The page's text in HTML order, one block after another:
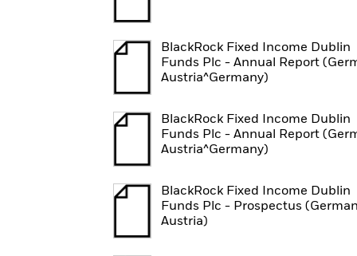
BlackRock Fixed Income Dublin
Funds Plc - Annual Report
Austria^Germany)
BlackRock Fixed Income Dublin
Funds Plc - Annual Report
Austria^Germany)
BlackRock Fixed Income Dublin
Funds Plc - Prospectus
Austria)